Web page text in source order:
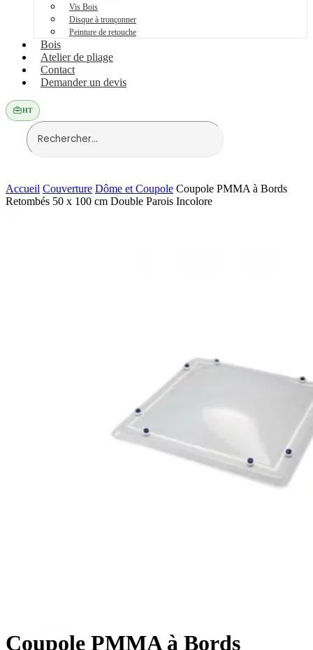
Vis Bois
Disque à tronçonner
Peinture de retouche
Bois
Atelier de pliage
Contact
Demander un devis
HT
Accueil Couverture Dôme et Coupole Coupole PMMA à Bords
Retombés 50 x 100 cm Double Parois Incolore
Coupole PMMA à Bords